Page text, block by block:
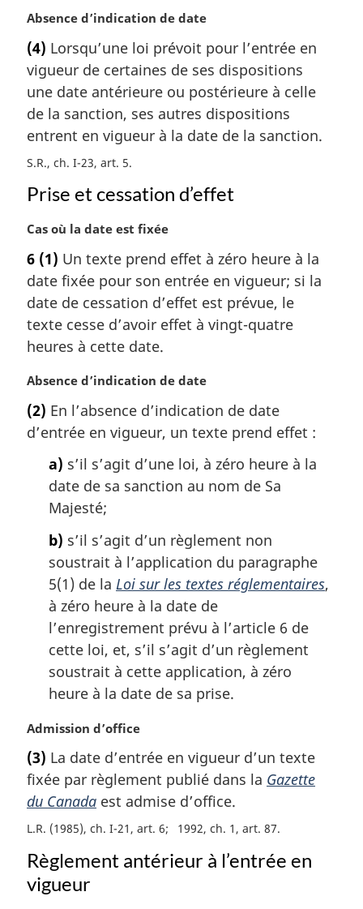
n
a
e
:
N
t
e
m
a
g
i
a
e
:
Absence d’indication de date
(4) Lorsqu’une loi prévoit pour l’entrée en
vigueur de certaines de ses dispositions
une date antérieure ou postérieure à celle
de la sanction, ses autres dispositions
entrent en vigueur à la date de la sanction.
S.R., ch. I-23, art. 5
Prise et cessation d’effet
N
t
e
m
a
r
g
n
a
e
Cas où la date est fixée
6 (1) Un texte prend effet à zéro heure à la
date fixée pour son entrée en vigueur; si la
date de cessation d’effet est prévue, le
texte cesse d’avoir effet à vingt-quatre
heures à cette date.
N
t
e
Absence d’indication de date
(2) En l’absence d’indication de date
d’entrée en vigueur, un texte prend effet :
a) s’il s’agit d’une loi, à zéro heure à la
date de sa sanction au nom de Sa
Majesté;
b) s’il s’agit d’un règlement non
soustrait à l’application du paragraphe
5(1) de la Loi sur les textes réglementaires,
à zéro heure à la date de
l’enregistrement prévu à l’article 6 de
cette loi, et, s’il s’agit d’un règlement
soustrait à cette application, à zéro
heure à la date de sa prise.
N
t
e
m
r
g
i
n
Admission d’office
(3) La date d’entrée en vigueur d’un texte
fixée par règlement publié dans la Gazette
du Canada est admise d’office.
L.R. (1985), ch. I-21, art. 6 1992, ch. 1, art. 87
Règlement antérieur à l’entrée en
vigueur